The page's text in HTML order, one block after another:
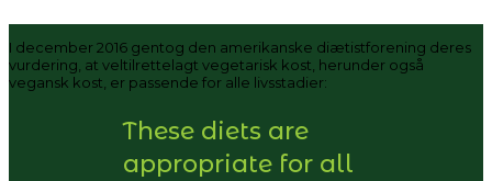
I december 2016 gentog den amerikanske diætistforening deres
vurdering, at veltilrettelagt vegetarisk kost, herunder også
vegansk kost, er passende for alle livsstadier:
These diets are
appropriate for all